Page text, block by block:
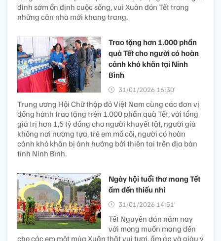
đình sớm ổn định cuộc sống, vui Xuân đón Tết trong
những căn nhà mới khang trang.
Trao tặng hơn 1.000 phần
quà Tết cho người có hoàn
cảnh khó khăn tại Ninh
Bình
31/01/2026 16:30’
Trung ương Hội Chữ thập đỏ Việt Nam cùng các đơn vị
đồng hành trao tặng trên 1.000 phần quà Tết, với tổng
giá trị hơn 1,5 tỷ đồng cho người khuyết tật, người già
không nơi nương tựa, trẻ em mồ côi, người có hoàn
cảnh khó khăn bị ảnh hưởng bởi thiên tai trên địa bàn
tỉnh Ninh Bình.
Ngày hội tuổi thơ mang Tết
ấm đến thiếu nhi
31/01/2026 14:51’
Tết Nguyên đán năm nay
với mong muốn mang đến
cho các em một mùa Xuân thật vui tươi, ấm áp và giàu ý